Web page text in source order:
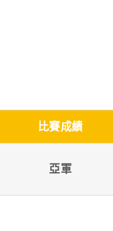
比賽成績
亞軍